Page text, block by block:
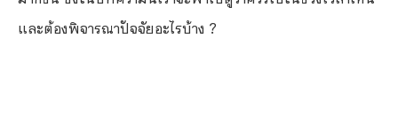
และต้องพิจารณาปัจจัยอะไรบ้าง ?